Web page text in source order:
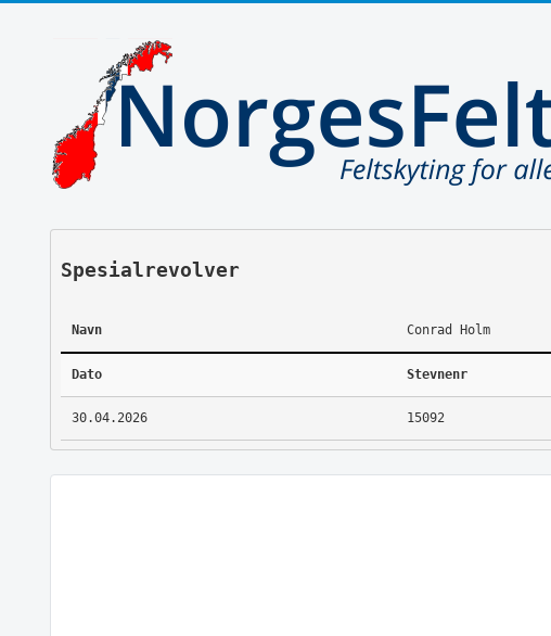
Spesialrevolver
Navn Conrad Holm
Dato Stevnenr
30.04.2026 15092